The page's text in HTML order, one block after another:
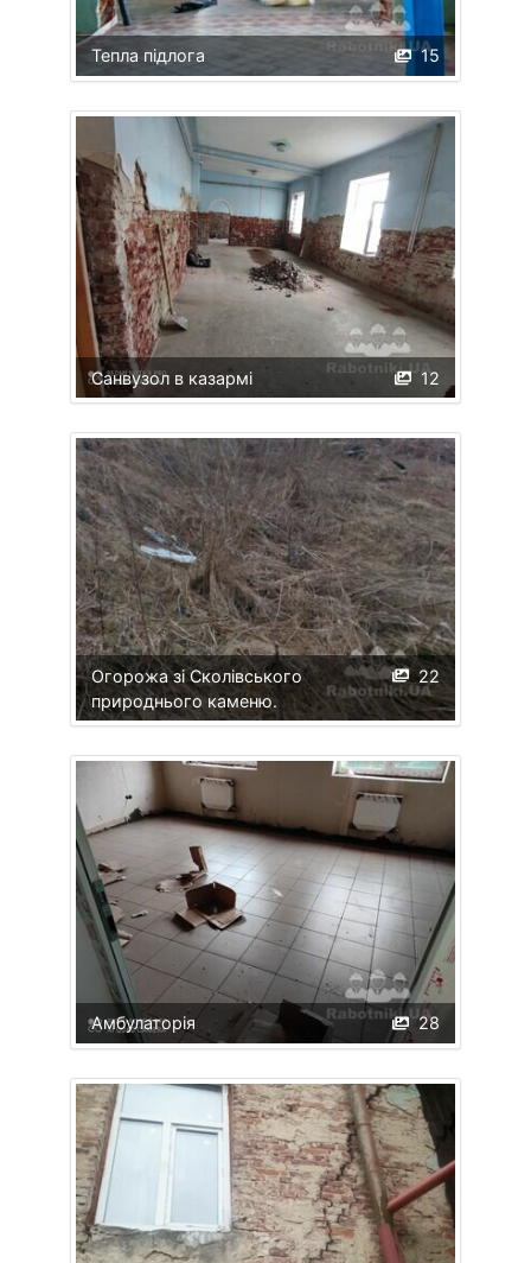
15
Тепла підлога
12
Санвузол в казармі
22
Огорожа зі Сколівського
природнього каменю.
28
Амбулаторія